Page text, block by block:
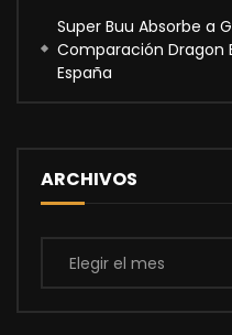
Super Buu Absorbe a
Comparación Dragon
España
ARCHIVOS
Archivos